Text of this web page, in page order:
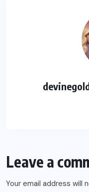
Leave a
Your email address will